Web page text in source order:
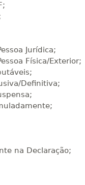
dias
Jurídica;
Física/Exterior;
Definitiva;
na Declaração;